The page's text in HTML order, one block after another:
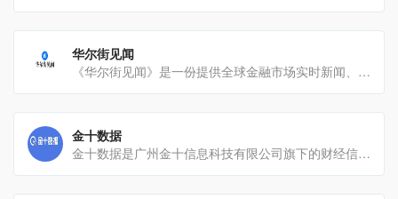
华尔街见闻
《华尔街见闻》是一份提供全球金融市场实时新闻、数据分析、深度报道以及专业观点的财经媒体平台。以下是对其的详细介[…]
金十数据
金十数据是广州金十信息科技有限公司旗下的财经信息服务机构产品与服务财经快讯：提供7x24小时的全球实时[…]